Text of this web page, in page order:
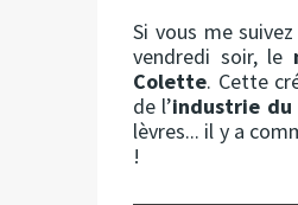
Si vous me
vendredi soir, le
Colette. Cette
de l’industrie du
lèvres... il y a
!